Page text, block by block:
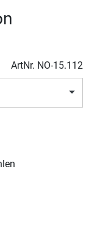
ArtNr. NO-15.112